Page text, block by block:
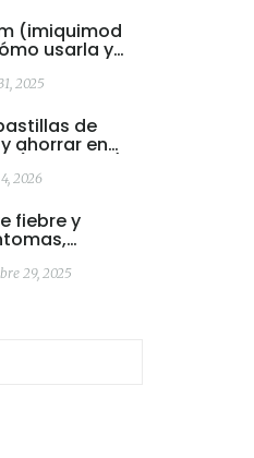
(imiquimod
usarla y
2025
de
ahorrar en
2026
fiebre y
29, 2025